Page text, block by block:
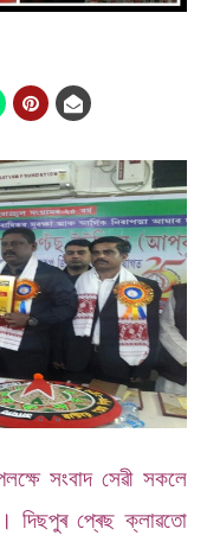
সংবাদ সেৱী সকলে
দিছপুৰপ্ৰেছ ক্লাৱতো